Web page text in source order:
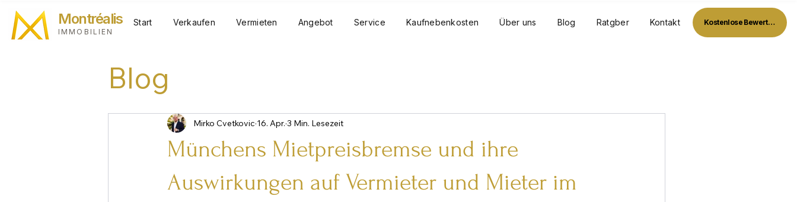
Montréalis
IMMOBILIEN
Start Verkaufen Vermieten Angebot Service Kaufnebenkosten Über uns Blog Ratgber Kontakt Kostenlose Bewertung
Blog
Münchens Mietpreisbremse und ihre
Auswirkungen auf Vermieter und Mieter im
Mirko Cvetkovic 16. Apr. 3 Min. Lesezeit